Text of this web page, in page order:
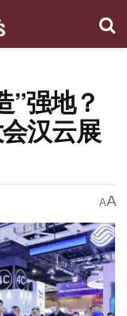
”强地？
汉云展
AA